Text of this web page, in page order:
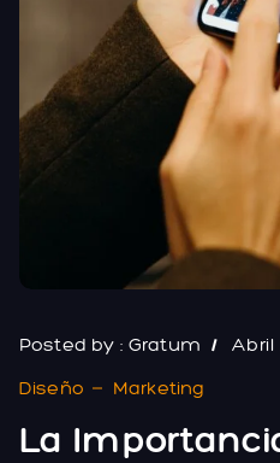
Posted by : Gratum Abril
Diseño
Marketing
La